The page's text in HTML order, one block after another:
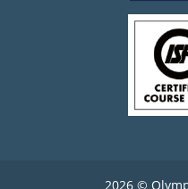
2026 ©